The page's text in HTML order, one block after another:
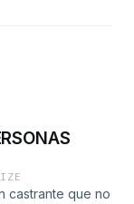
castrante que no